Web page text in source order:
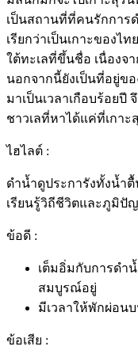
เป็นสถานที่ที่คนรักการ
เรียกว่าเป็นเกาะของ
ใต้ทะเลที่ขึ้นชื่อ เนื่องจ
นอกจากนี้ยังเป็นที่อยู่ข
มาเป็นเวลาเกือบร้อย
ชาวเลที่หาได้แค่ที่เกาะ
ไฮไลต์ :
ดำน้ำดูประการังทั้งน้ำ
เรียนรู้วิถีชีวิตและภูมิ
ข้อดี :
เต็มอิ่มกับการดำ
สมบูรณ์อยู่
มีเวลาให้พักผ่อน
ข้อเสีย :